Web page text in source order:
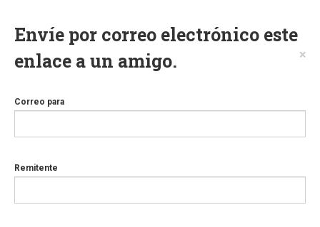
Envíe por correo electrónico este
enlace a un amigo.
×
Correo para
Remitente